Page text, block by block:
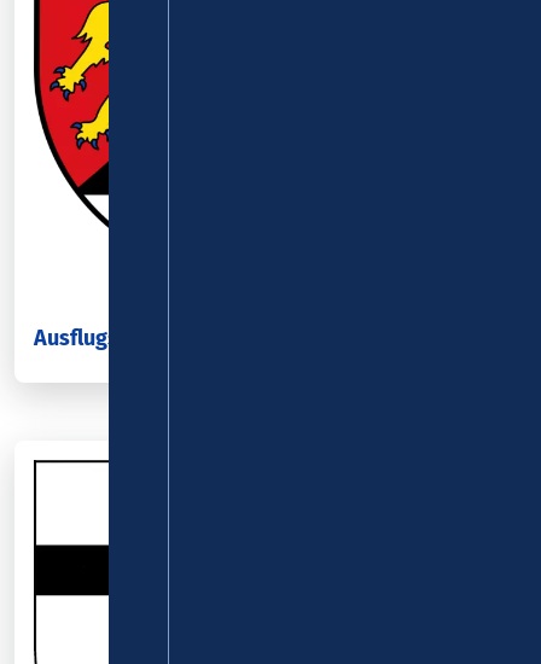
Ausflugsziele im Landkreis Altenkirchen